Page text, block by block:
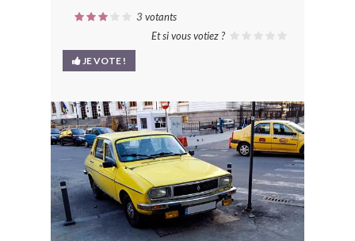
LES CONTRIBUTEURS
LE BLOG
BONJOURLAVIEILLE ?
MODÈLES ET MARQUES
COMMENT FONCTIONNE BLV ?
3votants
Et si vous votiez ?
JE VOTE !